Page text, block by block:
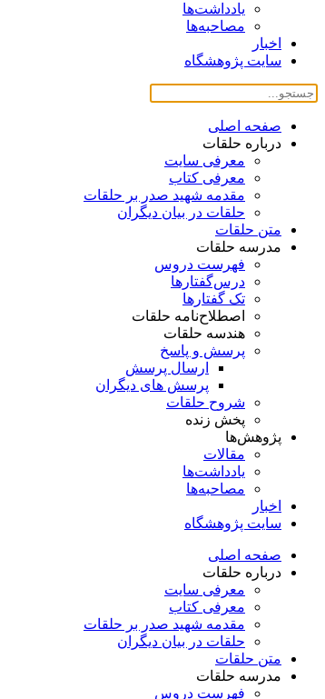
یادداشت‌ها
مصاحبه‌ها
اخبار
سایت پژوهشگاه
صفحه اصلی
درباره حلقات
معرفی سایت
معرفی کتاب
مقدمه شهید صدر بر حلقات
حلقات در بیان دیگران
متن حلقات
مدرسه حلقات
فهرست دروس
درس‌گفتار‌ها
تک گفتارها
اصطلاح‌نامه حلقات
هندسه حلقات
پرسش و پاسخ
ارسال پرسش
پرسش های دیگران
شروح حلقات
پخش زنده
پژوهش‌ها
مقالات
یادداشت‌ها
مصاحبه‌ها
اخبار
سایت پژوهشگاه
صفحه اصلی
درباره حلقات
معرفی سایت
معرفی کتاب
مقدمه شهید صدر بر حلقات
حلقات در بیان دیگران
متن حلقات
مدرسه حلقات
فهرست دروس